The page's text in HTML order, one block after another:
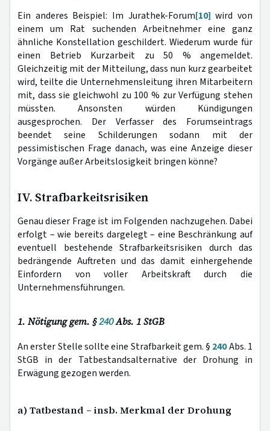
Ein anderes Beispiel: Im Jurathek-Forum[10] wird von
einem um Rat suchenden Arbeitnehmer eine ganz
ähnliche Konstellation geschildert. Wiederum wurde für
einen Betrieb Kurzarbeit zu 50 % angemeldet.
Gleichzeitig mit der Mitteilung, dass nun kurz gearbeitet
wird, teilte die Unternehmensleitung ihren Mitarbeitern
mit, dass sie gleichwohl zu 100 % zur Verfügung stehen
müssten. Ansonsten würden Kündigungen
ausgesprochen. Der Verfasser des Forumseintrags
beendet seine Schilderungen sodann mit der
pessimistischen Frage danach, was eine Anzeige dieser
Vorgänge außer Arbeitslosigkeit bringen könne?
IV. Strafbarkeitsrisiken
Genau dieser Frage ist im Folgenden nachzugehen. Dabei
erfolgt – wie bereits dargelegt – eine Beschränkung auf
eventuell bestehende Strafbarkeitsrisiken durch das
bedrängende Auftreten und das damit einhergehende
Einfordern von voller Arbeitskraft durch die
Unternehmensführungen.
1. Nötigung gem. §240Abs. 1 StGB
An erster Stelle sollte eine Strafbarkeit gem. § 240Abs. 1
StGB in der Tatbestandsalternative der Drohung in
Erwägung gezogen werden.
a) Tatbestand – insb. Merkmal der Drohung